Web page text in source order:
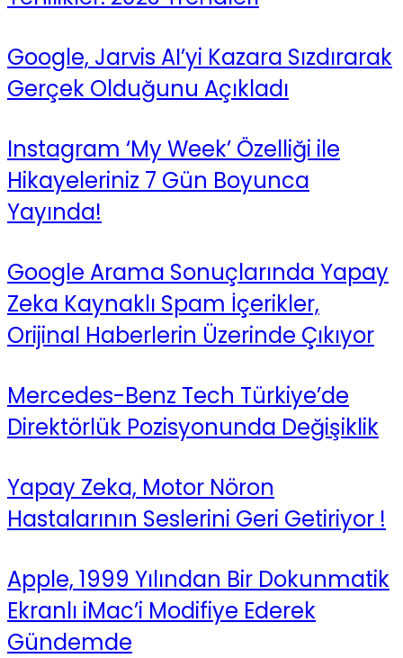
Google, Jarvis AI’yi Kazara Sızdırarak
Gerçek Olduğunu Açıkladı
Instagram ‘My Week’ Özelliği ile
Hikayeleriniz 7 Gün Boyunca
Yayında!
Google Arama Sonuçlarında Yapay
Zeka Kaynaklı Spam İçerikler,
Orijinal Haberlerin Üzerinde Çıkıyor
Mercedes-Benz Tech Türkiye’de
Direktörlük Pozisyonunda Değişiklik
Yapay Zeka, Motor Nöron
Hastalarının Seslerini Geri Getiriyor !
Apple, 1999 Yılından Bir Dokunmatik
Ekranlı iMac’i Modifiye Ederek
Gündemde